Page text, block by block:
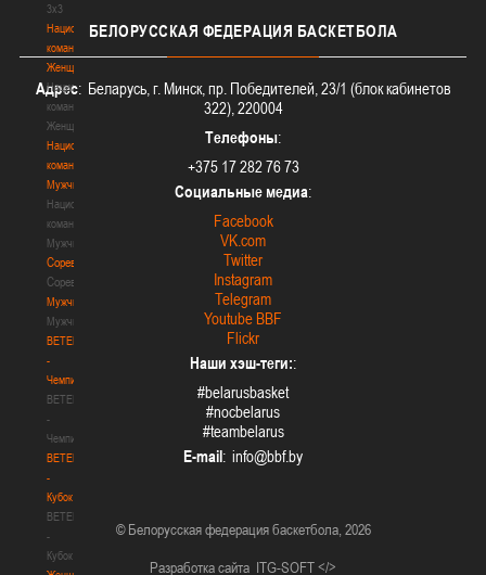
3х3
Национальная
команда.
Женщины
Национальная
команда.
Женщины
Национальная
команда.
Мужчины
Национальная
команда.
Мужчины
Соревнования
Соревнования
Мужчины
Мужчины
BETERA
-
Чемпионат
BETERA
-
Чемпионат
BETERA
-
Кубок
BETERA
-
Кубок
БЕЛОРУССКАЯ ФЕДЕРАЦИЯ БАСКЕТБОЛА
Адрес: Беларусь, г. Минск, пр. Победителей, 23/1 (блок кабинетов
322), 220004
Телефоны:
+375 17 282 76 73
Социальные медиа:
Facebook
VK.com
Twitter
Instagram
Telegram
Youtube BBF
Flickr
Наши хэш-теги::
#belarusbasket
#nocbelarus
#teambelarus
E-mail:
© Белорусская федерация баскетбола, 2026
Разработка сайта ITG-SOFT </>